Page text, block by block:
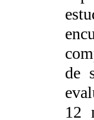
de
12